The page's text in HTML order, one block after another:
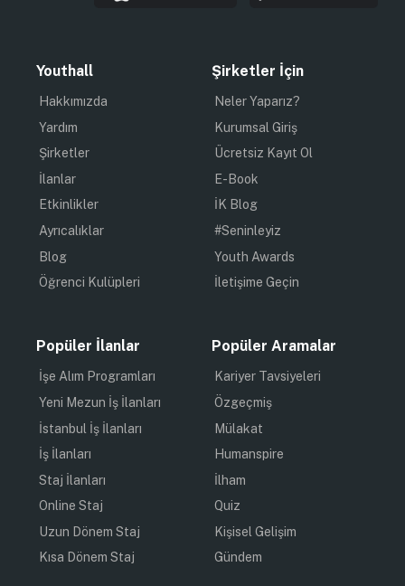
Youthall
Hakkımızda
Yardım
Şirketler
İlanlar
Etkinlikler
Ayrıcalıklar
Blog
Öğrenci Kulüpleri
Şirketler İçin
Neler Yaparız?
Kurumsal Giriş
Ücretsiz Kayıt Ol
E-Book
İK Blog
#Seninleyiz
Youth Awards
İletişime Geçin
Popüler İlanlar
İşe Alım Programları
Yeni Mezun İş İlanları
İstanbul İş İlanları
İş İlanları
Staj İlanları
Online Staj
Uzun Dönem Staj
Kısa Dönem Staj
Popüler Aramalar
Kariyer Tavsiyeleri
Özgeçmiş
Mülakat
Humanspire
İlham
Quiz
Kişisel Gelişim
Gündem